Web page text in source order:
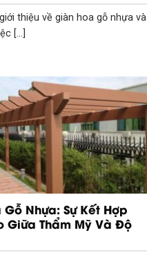
thiệu về giàn hoa gỗ nhựa và
[...]
Nhựa: Sự Kết Hợp
Giữa Thẩm Mỹ Và Độ